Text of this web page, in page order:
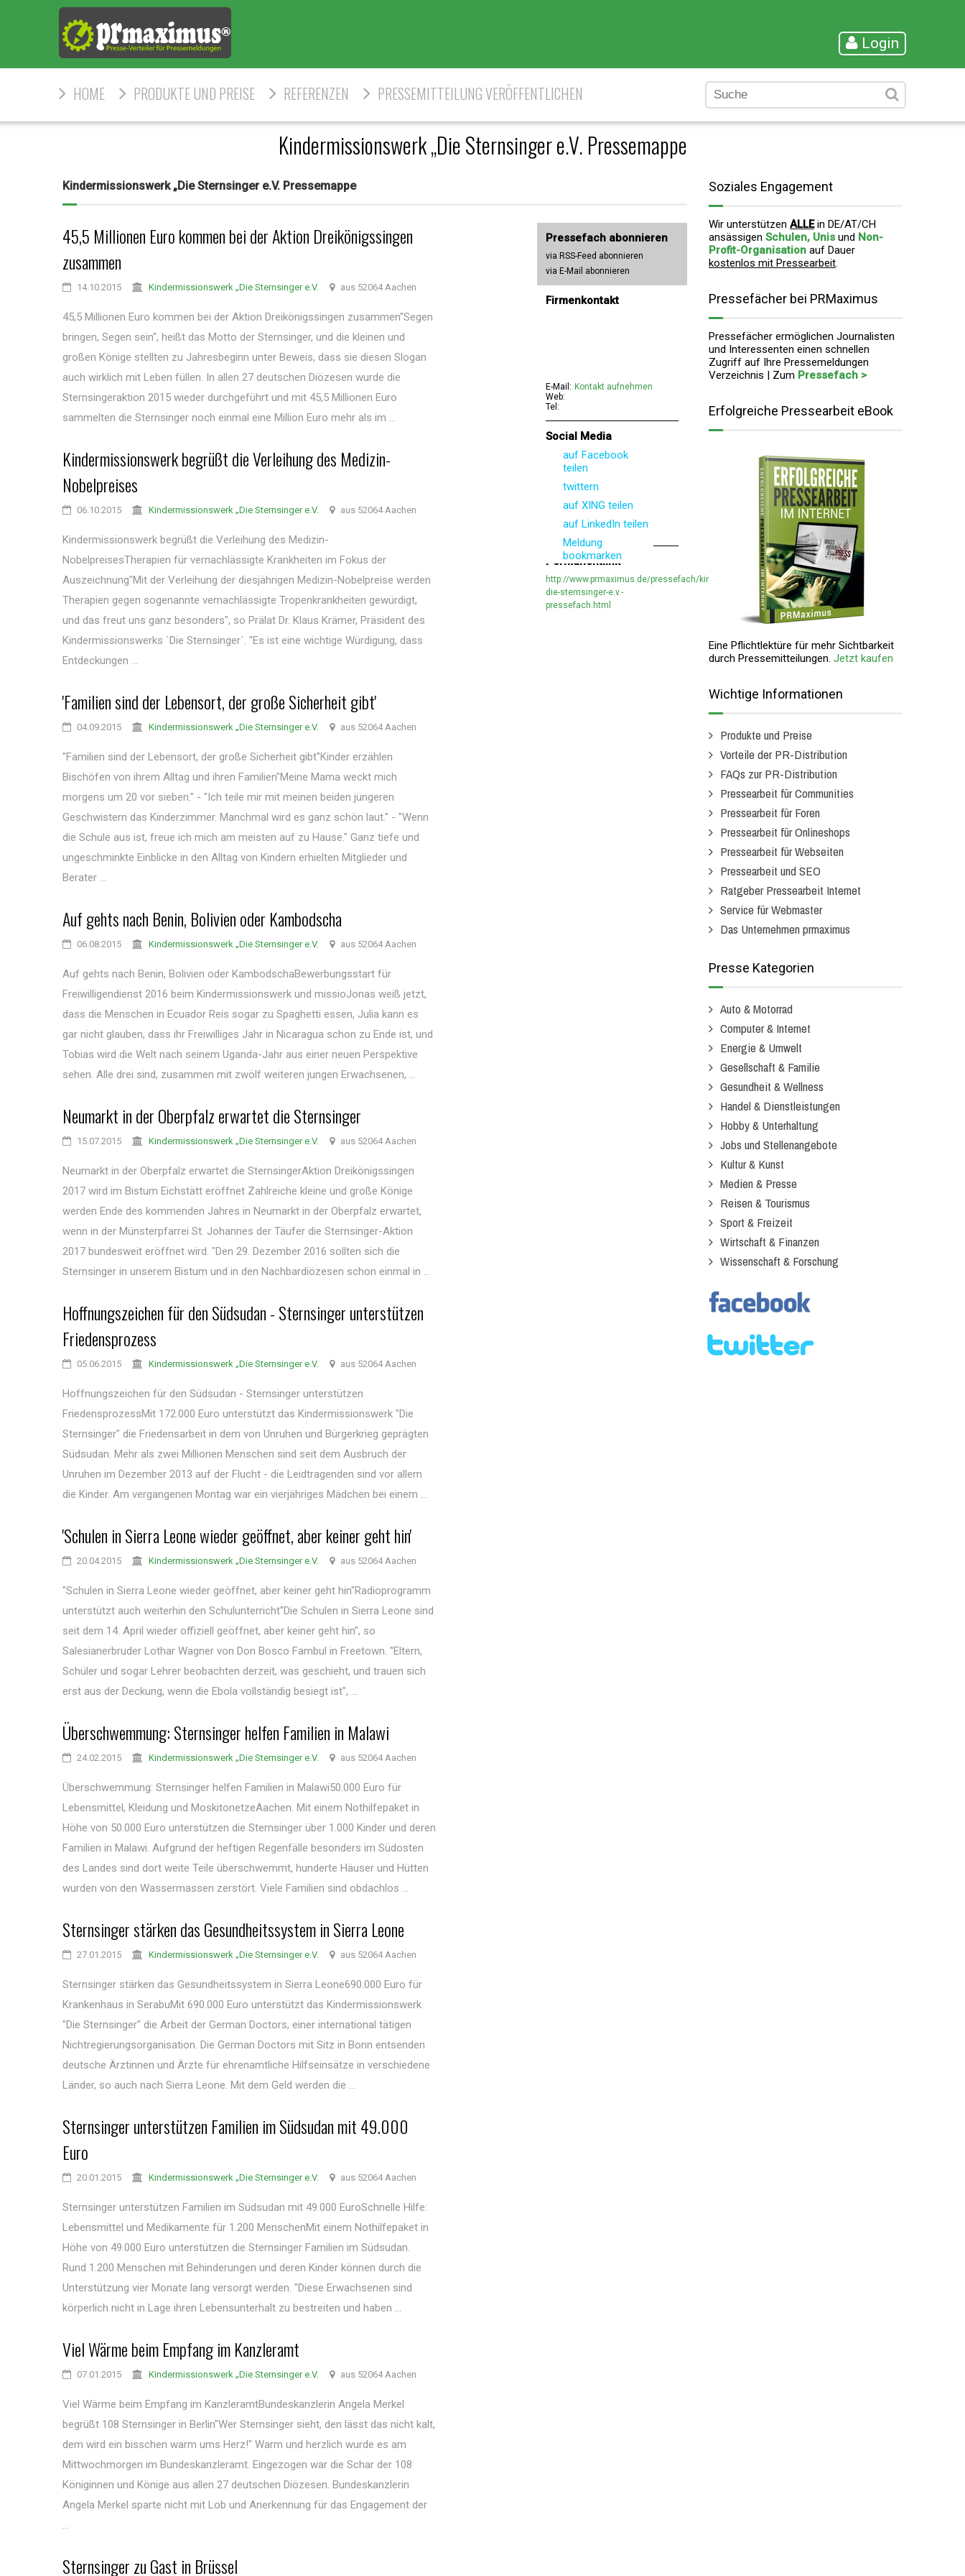
Login
HOME PRODUKTE UND PREISE REFERENZEN PRESSEMITTEILUNG VERÖFFENTLICHEN
Kindermissionswerk „Die Sternsinger e.V. Pressemappe
Kindermissionswerk „Die Sternsinger e.V. Pressemappe
45,5 Millionen Euro kommen bei der Aktion Dreikönigssingen
zusammen
14.10.2015 Kindermissionswerk „Die Sternsinger e.V. aus 52064 Aachen
45,5 Millionen Euro kommen bei der Aktion Dreikönigssingen zusammen"Segen
bringen, Segen sein", heißt das Motto der Sternsinger, und die kleinen und
großen Könige stellten zu Jahresbeginn unter Beweis, dass sie diesen Slogan
auch wirklich mit Leben füllen. In allen 27 deutschen Diözesen wurde die
Sternsingeraktion 2015 wieder durchgeführt und mit 45,5 Millionen Euro
sammelten die Sternsinger noch einmal eine Million Euro mehr als im ...
Kindermissionswerk begrüßt die Verleihung des Medizin-
Nobelpreises
06.10.2015 Kindermissionswerk „Die Sternsinger e.V. aus 52064 Aachen
Kindermissionswerk begrüßt die Verleihung des Medizin-
NobelpreisesTherapien für vernachlässigte Krankheiten im Fokus der
Auszeichnung"Mit der Verleihung der diesjährigen Medizin-Nobelpreise werden
Therapien gegen sogenannte vernachlässigte Tropenkrankheiten gewürdigt,
und das freut uns ganz besonders", so Prälat Dr. Klaus Krämer, Präsident des
Kindermissionswerks `Die Sternsinger´. "Es ist eine wichtige Würdigung, dass
Entdeckungen ...
'Familien sind der Lebensort, der große Sicherheit gibt'
04.09.2015 Kindermissionswerk „Die Sternsinger e.V. aus 52064 Aachen
"Familien sind der Lebensort, der große Sicherheit gibt"Kinder erzählen
Bischöfen von ihrem Alltag und ihren Familien"Meine Mama weckt mich
morgens um 20 vor sieben." - "Ich teile mir mit meinen beiden jüngeren
Geschwistern das Kinderzimmer. Manchmal wird es ganz schön laut." - "Wenn
die Schule aus ist, freue ich mich am meisten auf zu Hause." Ganz tiefe und
ungeschminkte Einblicke in den Alltag von Kindern erhielten Mitglieder und
Berater ...
Auf gehts nach Benin, Bolivien oder Kambodscha
06.08.2015 Kindermissionswerk „Die Sternsinger e.V. aus 52064 Aachen
Auf gehts nach Benin, Bolivien oder KambodschaBewerbungsstart für
Freiwilligendienst 2016 beim Kindermissionswerk und missioJonas weiß jetzt,
dass die Menschen in Ecuador Reis sogar zu Spaghetti essen, Julia kann es
gar nicht glauben, dass ihr Freiwilliges Jahr in Nicaragua schon zu Ende ist, und
Tobias wird die Welt nach seinem Uganda-Jahr aus einer neuen Perspektive
sehen. Alle drei sind, zusammen mit zwölf weiteren jungen Erwachsenen, ...
Neumarkt in der Oberpfalz erwartet die Sternsinger
15.07.2015 Kindermissionswerk „Die Sternsinger e.V. aus 52064 Aachen
Neumarkt in der Oberpfalz erwartet die SternsingerAktion Dreikönigssingen
2017 wird im Bistum Eichstätt eröffnet Zahlreiche kleine und große Könige
werden Ende des kommenden Jahres in Neumarkt in der Oberpfalz erwartet,
wenn in der Münsterpfarrei St. Johannes der Täufer die Sternsinger-Aktion
2017 bundesweit eröffnet wird. "Den 29. Dezember 2016 sollten sich die
Sternsinger in unserem Bistum und in den Nachbardiözesen schon einmal in ...
Hoffnungszeichen für den Südsudan - Sternsinger unterstützen
Friedensprozess
05.06.2015 Kindermissionswerk „Die Sternsinger e.V. aus 52064 Aachen
Hoffnungszeichen für den Südsudan - Sternsinger unterstützen
FriedensprozessMit 172.000 Euro unterstützt das Kindermissionswerk "Die
Sternsinger" die Friedensarbeit in dem von Unruhen und Bürgerkrieg geprägten
Südsudan. Mehr als zwei Millionen Menschen sind seit dem Ausbruch der
Unruhen im Dezember 2013 auf der Flucht - die Leidtragenden sind vor allem
die Kinder. Am vergangenen Montag war ein vierjähriges Mädchen bei einem ...
'Schulen in Sierra Leone wieder geöffnet, aber keiner geht hin'
20.04.2015 Kindermissionswerk „Die Sternsinger e.V. aus 52064 Aachen
"Schulen in Sierra Leone wieder geöffnet, aber keiner geht hin"Radioprogramm
unterstützt auch weiterhin den Schulunterricht"Die Schulen in Sierra Leone sind
seit dem 14. April wieder offiziell geöffnet, aber keiner geht hin", so
Salesianerbruder Lothar Wagner von Don Bosco Fambul in Freetown. "Eltern,
Schüler und sogar Lehrer beobachten derzeit, was geschieht, und trauen sich
erst aus der Deckung, wenn die Ebola vollständig besiegt ist", ...
Überschwemmung: Sternsinger helfen Familien in Malawi
24.02.2015 Kindermissionswerk „Die Sternsinger e.V. aus 52064 Aachen
Überschwemmung: Sternsinger helfen Familien in Malawi50.000 Euro für
Lebensmittel, Kleidung und MoskitonetzeAachen. Mit einem Nothilfepaket in
Höhe von 50.000 Euro unterstützen die Sternsinger über 1.000 Kinder und deren
Familien in Malawi. Aufgrund der heftigen Regenfälle besonders im Südosten
des Landes sind dort weite Teile überschwemmt, hunderte Häuser und Hütten
wurden von den Wassermassen zerstört. Viele Familien sind obdachlos ...
Sternsinger stärken das Gesundheitssystem in Sierra Leone
27.01.2015 Kindermissionswerk „Die Sternsinger e.V. aus 52064 Aachen
Sternsinger stärken das Gesundheitssystem in Sierra Leone690.000 Euro für
Krankenhaus in SerabuMit 690.000 Euro unterstützt das Kindermissionswerk
"Die Sternsinger" die Arbeit der German Doctors, einer international tätigen
Nichtregierungsorganisation. Die German Doctors mit Sitz in Bonn entsenden
deutsche Ärztinnen und Ärzte für ehrenamtliche Hilfseinsätze in verschiedene
Länder, so auch nach Sierra Leone. Mit dem Geld werden die ...
Sternsinger unterstützen Familien im Südsudan mit 49.000
Euro
20.01.2015 Kindermissionswerk „Die Sternsinger e.V. aus 52064 Aachen
Sternsinger unterstützen Familien im Südsudan mit 49.000 EuroSchnelle Hilfe:
Lebensmittel und Medikamente für 1.200 MenschenMit einem Nothilfepaket in
Höhe von 49.000 Euro unterstützen die Sternsinger Familien im Südsudan.
Rund 1.200 Menschen mit Behinderungen und deren Kinder können durch die
Unterstützung vier Monate lang versorgt werden. "Diese Erwachsenen sind
körperlich nicht in Lage ihren Lebensunterhalt zu bestreiten und haben ...
Viel Wärme beim Empfang im Kanzleramt
07.01.2015 Kindermissionswerk „Die Sternsinger e.V. aus 52064 Aachen
Viel Wärme beim Empfang im KanzleramtBundeskanzlerin Angela Merkel
begrüßt 108 Sternsinger in Berlin"Wer Sternsinger sieht, den lässt das nicht kalt,
dem wird ein bisschen warm ums Herz!" Warm und herzlich wurde es am
Mittwochmorgen im Bundeskanzleramt. Eingezogen war die Schar der 108
Königinnen und Könige aus allen 27 deutschen Diözesen. Bundeskanzlerin
Angela Merkel sparte nicht mit Lob und Anerkennung für das Engagement der
...
Sternsinger zu Gast in Brüssel
Pressefach abonnieren
via RSS-Feed abonnieren
via E-Mail abonnieren
Firmenkontakt
E-Mail: Kontakt aufnehmen
Web:
Tel:
Social Media
auf Facebook
teilen
twittern
auf XING teilen
auf LinkedIn teilen
Meldung
bookmarken
Permanentlink
http://www.prmaximus.de/pressefach/kindermissionswerk-
die-sternsinger-e.v.-
pressefach.html
Soziales Engagement
Wir unterstützen ALLEin DE/AT/CH
ansässigen Schulen, Unis und Non-
Profit-Organisation auf Dauer
kostenlos mit Pressearbeit.
Pressefächer bei PRMaximus
Pressefächer ermöglichen Journalisten
und Interessenten einen schnellen
Zugriff auf Ihre Pressemeldungen
Verzeichnis | Zum Pressefach >
Erfolgreiche Pressearbeit eBook
Eine Pflichtlektüre für mehr Sichtbarkeit
durch Pressemitteilungen. Jetzt kaufen
Wichtige Informationen
Produkte und Preise
Vorteile der PR-Distribution
FAQs zur PR-Distribution
Pressearbeit für Communities
Pressearbeit für Foren
Pressearbeit für Onlineshops
Pressearbeit für Webseiten
Pressearbeit und SEO
Ratgeber Pressearbeit Internet
Service für Webmaster
Das Unternehmen prmaximus
Presse Kategorien
Auto & Motorrad
Computer & Internet
Energie & Umwelt
Gesellschaft & Familie
Gesundheit & Wellness
Handel & Dienstleistungen
Hobby & Unterhaltung
Jobs und Stellenangebote
Kultur & Kunst
Medien & Presse
Reisen & Tourismus
Sport & Freizeit
Wirtschaft & Finanzen
Wissenschaft & Forschung